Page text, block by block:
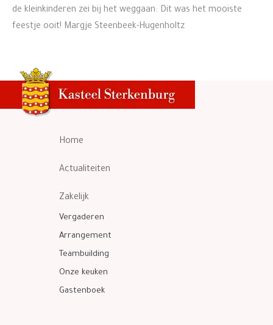
de kleinkinderen zei bij het weggaan: Dit was het mooiste
feestje ooit! Margje Steenbeek-Hugenholtz
Home
Actualiteiten
Zakelijk
Vergaderen
Arrangement
Teambuilding
Onze keuken
Gastenboek